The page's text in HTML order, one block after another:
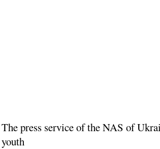
The press service of the NAS of
youth